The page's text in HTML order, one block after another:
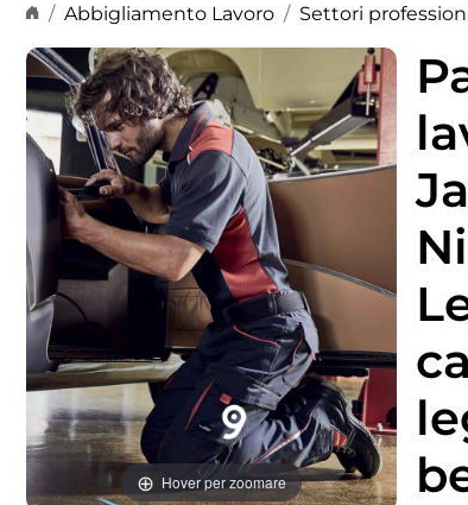
Home page
Abbigliamento Lavoro Settori
Hover per zoomare